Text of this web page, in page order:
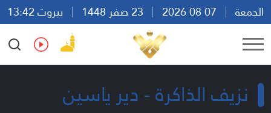
الجمعة
بيروت 13:42
Ar
En Fr Es
نزيف الذاكرة - دير ياسين